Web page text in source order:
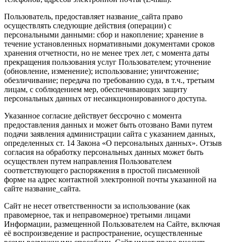
Пользователь, предоставляет название_сайта право
осуществлять следующие действия (операции) с
персональными данными: сбор и накопление; хранение в
течение установленных нормативными документами сроков
хранения отчетности, но не менее трех лет, с момента даты
прекращения пользования услуг Пользователем; уточнение
(обновление, изменение); использование; уничтожение;
обезличивание; передача по требованию суда, в т.ч., третьим
лицам, с соблюдением мер, обеспечивающих защиту
персональных данных от несанкционированного доступа.
Указанное согласие действует бессрочно с момента
предоставления данных и может быть отозвано Вами путем
подачи заявления администрации сайта с указанием данных,
определенных ст. 14 Закона «О персональных данных». Отзыв
согласия на обработку персональных данных может быть
осуществлен путем направления Пользователем
соответствующего распоряжения в простой письменной
форме на адрес контактной электронной почты указанной на
сайте название_сайта.
Сайт не несет ответственности за использование (как
правомерное, так и неправомерное) третьими лицами
Информации, размещенной Пользователем на Сайте, включая
её воспроизведение и распространение, осуществленные